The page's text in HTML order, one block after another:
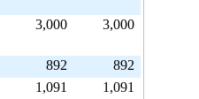
3,000 3,000
892
892
1,091
1,091